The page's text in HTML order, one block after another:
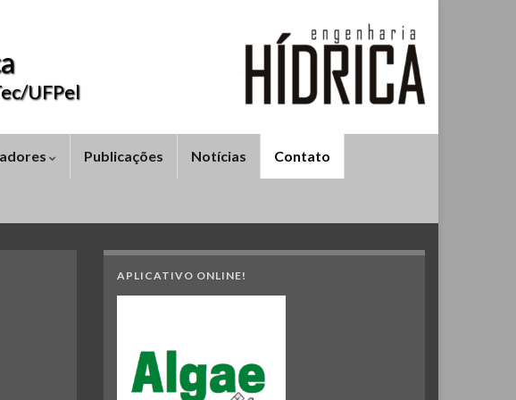
UFPel
Publicações Notícias Contato
APLICATIVO ONLINE!